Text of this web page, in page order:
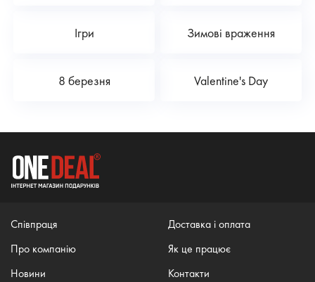
Ігри Зимові враження
8 березня Valentine's Day
Співпраця
Про компанію
Новини
Доставка і оплата
Як це працює
Контакти